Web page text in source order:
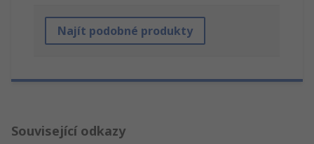
Najít podobné produkty
Související odkazy